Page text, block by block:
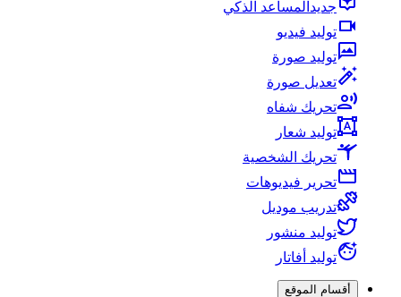
جديد المساعد الذكي
توليد فيديو
توليد صورة
تعديل صورة
تحريك شفاه
توليد شعار
تحريك الشخصية
تحرير فيديوهات
تدريب موديل
توليد منشور
توليد أفاتار
أقسام الموقع